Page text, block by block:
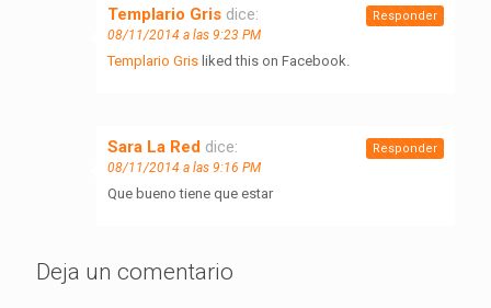
Templario Gris dice:
08/11/2014 a las 9:23 PM
Templario Gris liked this on Facebook.
Responder
Sara La Red dice:
08/11/2014 a las 9:16 PM
Que bueno tiene que estar
Responder
Deja un comentario